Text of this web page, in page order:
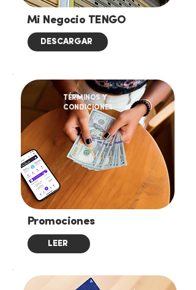
Mi Negocio TENGO
DESCARGAR
TÉRMINOS Y
CONDICIONES
Promociones
LEER